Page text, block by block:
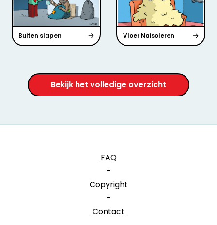
Buiten slapen Vloer Naisoleren
Bekijk het volledige overzicht
FAQ
-
Copyright
-
Contact